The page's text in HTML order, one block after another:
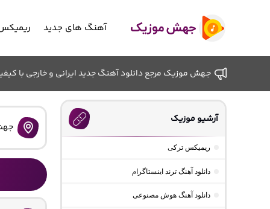
آهنگ های جدید
جهش موزیک مرجع دانلود آهنگ جدید ایرانی و خارجی با
آرشیو موزیک
ریمیکس ترکی
دانلود آهنگ ترند اینستاگرام
دانلود آهنگ هوش مصنوعی